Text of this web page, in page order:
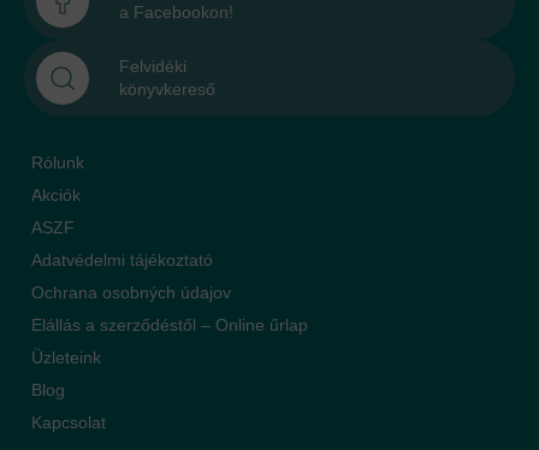
a Facebookon!
Felvidéki
könyvkereső
Rólunk
Akciók
ASZF
Adatvédelmi tájékoztató
Ochrana osobných údajov
Elállás a szerződéstől – Online űrlap
Üzleteink
Blog
Kapcsolat